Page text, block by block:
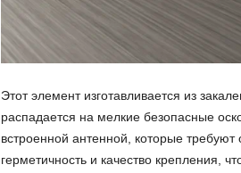
Этот элемент изготавливается из
распадается на мелкие безопасные
встроенной антенной, которые
герметичность и качество крепления,